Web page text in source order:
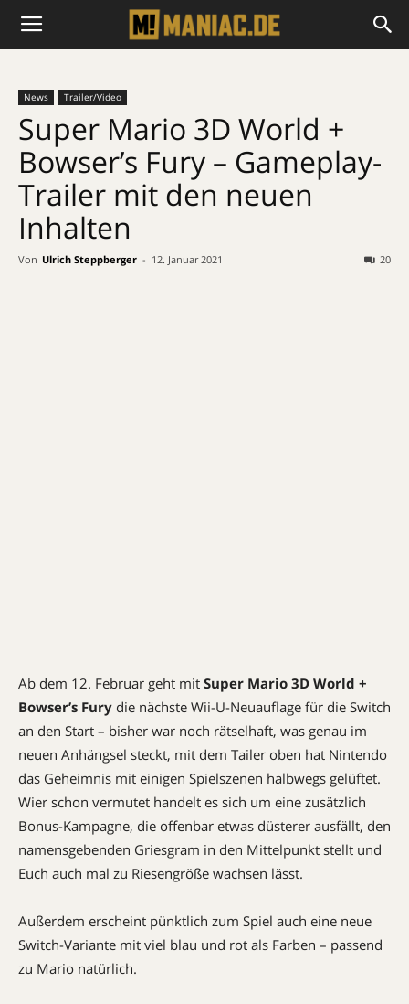
News Trailer/Video
Super Mario 3D World +
Bowser’s Fury – Gameplay-
Trailer mit den neuen
Inhalten
Von Ulrich Steppberger - 12. Januar 2021 20
Ab dem 12. Februar geht mit Super Mario 3D World +
Bowser’s Fury die nächste Wii-U-Neuauflage für die Switch
an den Start – bisher war noch rätselhaft, was genau im
neuen Anhängsel steckt, mit dem Tailer oben hat Nintendo
das Geheimnis mit einigen Spielszenen halbwegs gelüftet.
Wier schon vermutet handelt es sich um eine zusätzlich
Bonus-Kampagne, die offenbar etwas düsterer ausfällt, den
namensgebenden Griesgram in den Mittelpunkt stellt und
Euch auch mal zu Riesengröße wachsen lässt.
Außerdem erscheint pünktlich zum Spiel auch eine neue
Switch-Variante mit viel blau und rot als Farben – passend
zu Mario natürlich.